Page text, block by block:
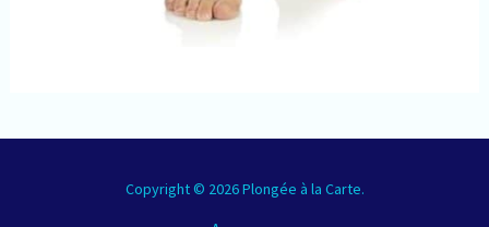
Copyright © 2026 Plongée à la Carte.